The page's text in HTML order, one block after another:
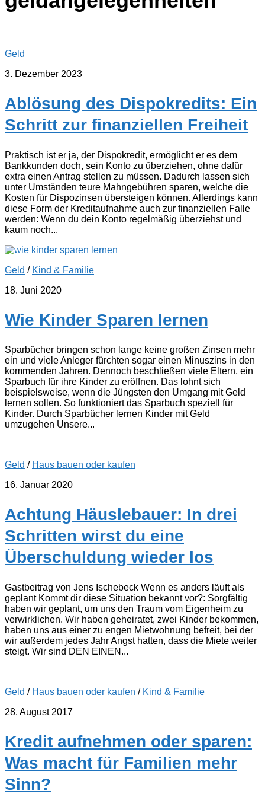
Geld
3. Dezember 2023
Ablösung des Dispokredits: Ein
Schritt zur finanziellen Freiheit
Praktisch ist er ja, der Dispokredit, ermöglicht er es dem
Bankkunden doch, sein Konto zu überziehen, ohne dafür
extra einen Antrag stellen zu müssen. Dadurch lassen sich
unter Umständen teure Mahngebühren sparen, welche die
Kosten für Dispozinsen übersteigen können. Allerdings kann
diese Form der Kreditaufnahme auch zur finanziellen Falle
werden: Wenn du dein Konto regelmäßig überziehst und
kaum noch...
Geld / Kind & Familie
18. Juni 2020
Wie Kinder Sparen lernen
Sparbücher bringen schon lange keine großen Zinsen mehr
ein und viele Anleger fürchten sogar einen Minuszins in den
kommenden Jahren. Dennoch beschließen viele Eltern, ein
Sparbuch für ihre Kinder zu eröffnen. Das lohnt sich
beispielsweise, wenn die Jüngsten den Umgang mit Geld
lernen sollen. So funktioniert das Sparbuch speziell für
Kinder. Durch Sparbücher lernen Kinder mit Geld
umzugehen Unsere...
Geld / Haus bauen oder kaufen
16. Januar 2020
Achtung Häuslebauer: In drei
Schritten wirst du eine
Überschuldung wieder los
Gastbeitrag von Jens Ischebeck Wenn es anders läuft als
geplant Kommt dir diese Situation bekannt vor?: Sorgfältig
haben wir geplant, um uns den Traum vom Eigenheim zu
verwirklichen. Wir haben geheiratet, zwei Kinder bekommen,
haben uns aus einer zu engen Mietwohnung befreit, bei der
wir außerdem jedes Jahr Angst hatten, dass die Miete weiter
steigt. Wir sind DEN EINEN...
Geld / Haus bauen oder kaufen / Kind & Familie
28. August 2017
Kredit aufnehmen oder sparen:
Was macht für Familien mehr
Sinn?